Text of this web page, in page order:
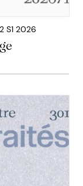
S1 2026